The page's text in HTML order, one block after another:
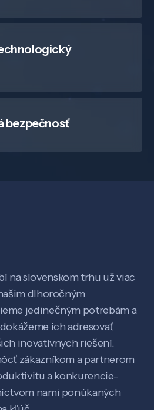
a výskum
how
bezpečnosť
na slovenskom trhu už viac
dlhoročným
jedinečným potrebám a
ich adresovať
inovatívnych riešení.
zákazníkom a partnerom
a konkurencie-
nami ponúkaných